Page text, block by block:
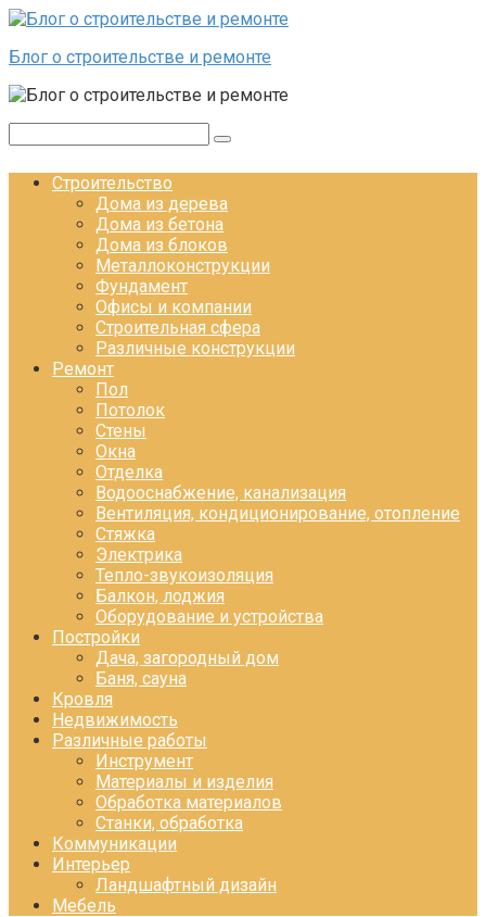
Перейти к контенту
Блог о строительстве и ремонте
Строительство
Дома из дерева
Дома из бетона
Дома из блоков
Металлоконструкции
Фундамент
Офисы и компании
Строительная сфера
Различные конструкции
Ремонт
Пол
Потолок
Стены
Окна
Отделка
Водооснабжение, канализация
Вентиляция, кондиционирование, отопление
Стяжка
Электрика
Тепло-звукоизоляция
Балкон, лоджия
Оборудование и устройства
Постройки
Дача, загородный дом
Баня, сауна
Кровля
Недвижимость
Различные работы
Инструмент
Материалы и изделия
Обработка материалов
Станки, обработка
Коммуникации
Интерьер
Ландшафтный дизайн
Мебель